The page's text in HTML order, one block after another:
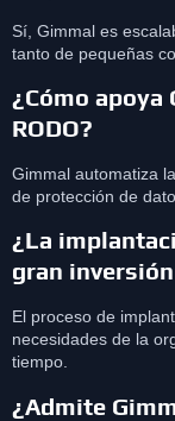
Sí, Gimmal es
tanto de pequeñas
¿Cómo
RODO?
Gimmal automatiza
de protección de
¿La
gran
El proceso de
necesidades de la
tiempo.
¿Admite